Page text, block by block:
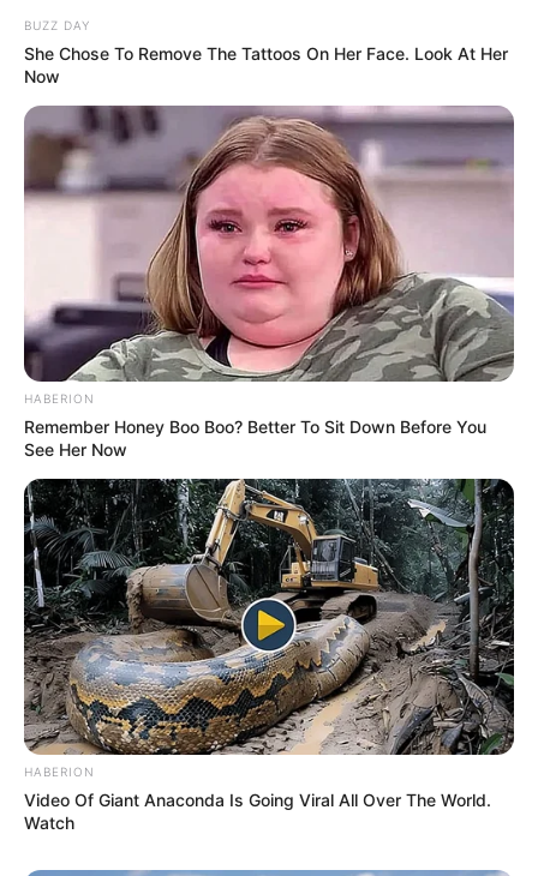
BUZZ DAY
She Chose To Remove The Tattoos On Her Face. Look At Her
Now
HABERION
Remember Honey Boo Boo? Better To Sit Down Before You
See Her Now
HABERION
Video Of Giant Anaconda Is Going Viral All Over The World.
Watch